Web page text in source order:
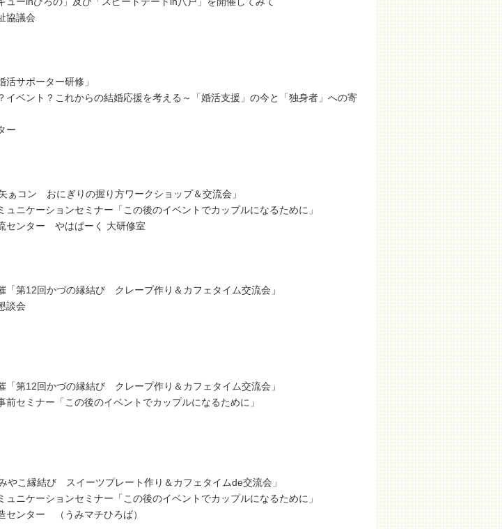
協議会
サポーター研修」
イベント？これからの結婚応援を考える～「婚活支援」の今と「独身者」への寄
ー
ぁコン おにぎりの握り方ワークショップ＆交流会」
ュニケーションセミナー「この後のイベントでカップルになるために」
センター やはぱーく 大研修室
「第12回かづの縁結び クレープ作り＆カフェタイム交流会」
談会
「第12回かづの縁結び クレープ作り＆カフェタイム交流会」
前セミナー「この後のイベントでカップルになるために」
やこ縁結び スイーツプレート作り＆カフェタイムde交流会」
ュニケーションセミナー「この後のイベントでカップルになるために」
センター （うみマチひろば）